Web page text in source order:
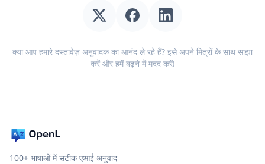
क्या आप हमारे दस्तावेज़ अनुवादक का आनंद ले रहे हैं? इसे अपने मित्रों के साथ साझा
करें और हमें बढ़ने में मदद करें!
100+ भाषाओं में सटीक एआई अनुवाद